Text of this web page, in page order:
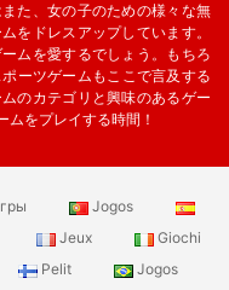
た、女の子のための様々な無
をドレスアップしています。
ムを愛するでしょう。もちろ
ーツゲームもここで言及する
のカテゴリと興味のあるゲー
をプレイする時間！
Jogos
Jeux
Giochi
Pelit Jogos